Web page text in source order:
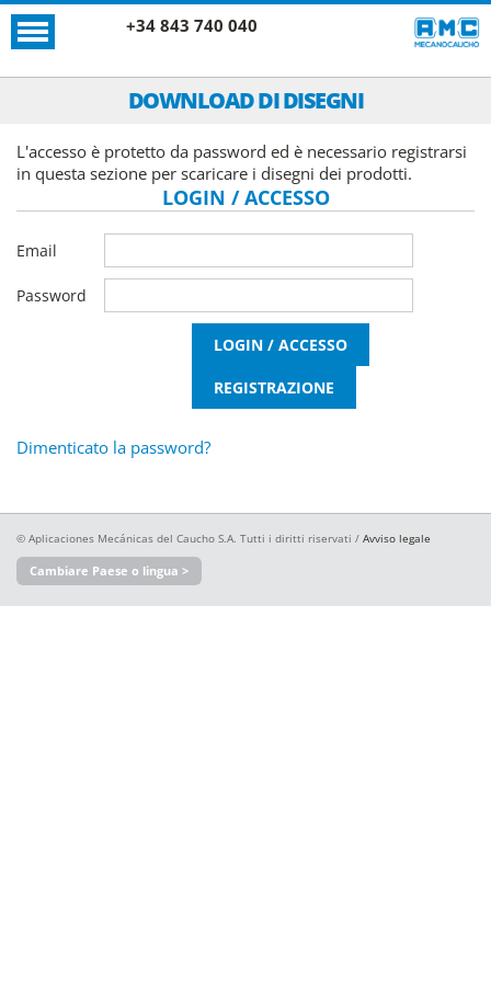
+34 843 740 040
DOWNLOAD DI DISEGNI
L'accesso è protetto da password ed è necessario registrarsi
in questa sezione per scaricare i disegni dei prodotti.
LOGIN / ACCESSO
Email
Password
Dimenticato la password?
© Aplicaciones Mecánicas del Caucho S.A. Tutti i diritti riservati / Avviso legale
Cambiare Paese o lingua >